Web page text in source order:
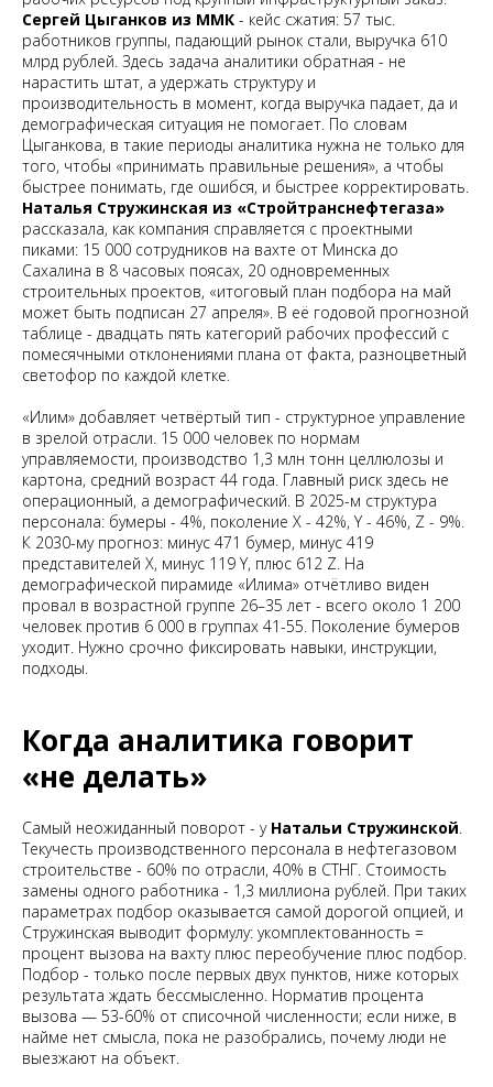
Сергей Цыганков из ММК - кейс сжатия: 57 тыс.
работников группы, падающий рынок стали, выручка 610
млрд рублей. Здесь задача аналитики обратная - не
нарастить штат, а удержать структуру и
производительность в момент, когда выручка падает, да и
демографическая ситуация не помогает. По словам
Цыганкова, в такие периоды аналитика нужна не только для
того, чтобы «принимать правильные решения», а чтобы
быстрее понимать, где ошибся, и быстрее корректировать.
Наталья Стружинская из «Стройтранснефтегаза»
рассказала, как компания справляется с проектными
пиками: 15 000 сотрудников на вахте от Минска до
Сахалина в 8 часовых поясах, 20 одновременных
строительных проектов, «итоговый план подбора на май
может быть подписан 27 апреля». В её годовой прогнозной
таблице - двадцать пять категорий рабочих профессий с
помесячными отклонениями плана от факта, разноцветный
светофор по каждой клетке.
«Илим» добавляет четвёртый тип - структурное управление
в зрелой отрасли. 15 000 человек по нормам
управляемости, производство 1,3 млн тонн целлюлозы и
картона, средний возраст 44 года. Главный риск здесь не
операционный, а демографический. В 2025-м структура
персонала: бумеры - 4%, поколение X - 42%, Y - 46%, Z - 9%.
К 2030-му прогноз: минус 471 бумер, минус 419
представителей X, минус 119 Y, плюс 612 Z. На
демографической пирамиде «Илима» отчётливо виден
провал в возрастной группе 26–35 лет - всего около 1 200
человек против 6 000 в группах 41-55. Поколение бумеров
уходит. Нужно срочно фиксировать навыки, инструкции,
подходы.
Когда аналитика говорит
«не делать»
Самый неожиданный поворот - у Натальи Стружинской.
Текучесть производственного персонала в нефтегазовом
строительстве - 60% по отрасли, 40% в СТНГ. Стоимость
замены одного работника - 1,3 миллиона рублей. При таких
параметрах подбор оказывается самой дорогой опцией, и
Стружинская выводит формулу: укомплектованность =
процент вызова на вахту плюс переобучение плюс подбор.
Подбор - только после первых двух пунктов, ниже которых
результата ждать бессмысленно. Норматив процента
вызова — 53-60% от списочной численности; если ниже, в
найме нет смысла, пока не разобрались, почему люди не
выезжают на объект.